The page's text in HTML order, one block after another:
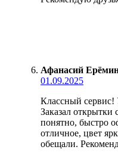
Афанасий
01.09.2025
Классный сервис!
Заказал открытки
понятно, быстро
отличное, цвет
обещали.